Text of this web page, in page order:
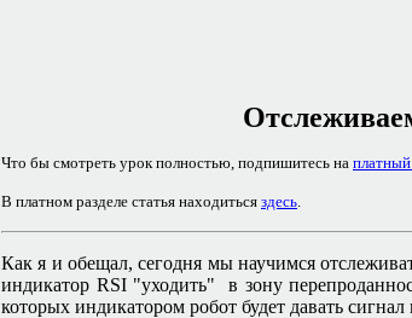
Что бы смотреть урок полностью, подпишитесь на платный
В платном разделе статья находиться здесь.
Как я и обещал, сегодня мы научимся
индикатор RSI "уходить" в зону
которых индикатором робот будет давать